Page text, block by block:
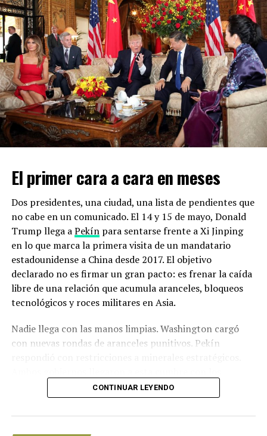
En el estudio se calculó que en promedio hay 17,5
mamíferos, 20,7 aves y 129,5 reptiles por hectárea (una
hectárea son 100 m2 x 100 m2: aproximadamente la
medida del largo de una cancha de fútbol).
El profesor después multiplicó esos números de
animales por la cantidad de tierra destruida por los
incendios.
Sin embargo la cifra que presenta el experto sólo
ya se han extendido a otros estados, como Victoria, de
manera que es probable que muchos más animales estén
afectados por los incendios.
“Ciertamente los animales de mayor tamaño como los
canguros o emus, y muchas aves por supuesto, tienen
capacidad de alejarse del fuego cuando éste se acerca”,
le dijo el profesor Dickman a la BBC.
“Creo que son las especies menos móviles y las más
realmente están en la línea del fuego y las que resultan
directamente afectadas”, agrega.
El primer cara a cara en meses
Dos presidentes, una ciudad, una lista de pendientes que
no cabe en un comunicado. El 14 y 15 de mayo, Donald
Trump llega aPekínpara sentarse frente a Xi Jinping
en lo que marca la primera visita de un mandatario
estadounidense a China desde 2017. El objetivo
declarado no es firmar un gran pacto: es frenar la caída
libre de una relación que acumula aranceles, bloqueos
tecnológicos y roces militares en Asia.
Nadie llega con las manos limpias. Washington cargó
con nuevas rondas de aranceles punitivos. Pekín
equipos diplomáticos exhaustos y sin garantías de
CONTINUAR LEYENDO